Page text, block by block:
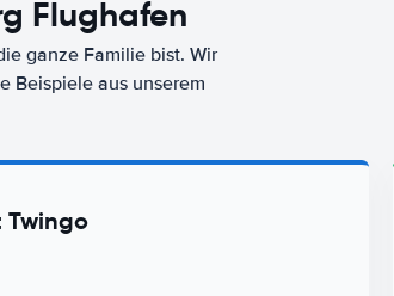
Flughafen
ganze Familie bist. Wir
Beispiele aus unserem
Twingo